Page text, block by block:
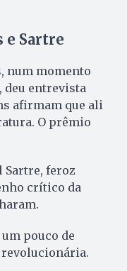
e Sartre
num momento
deu entrevista
afirmam que ali
O prêmio
Sartre, feroz
crítico da
pouco de